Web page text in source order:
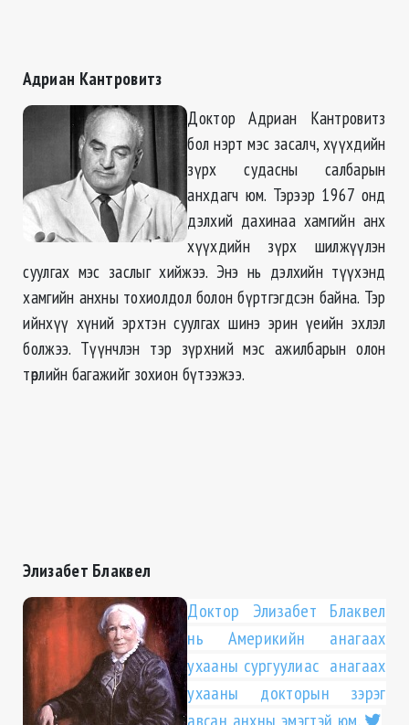
Адриан Кантровитз
Доктор Адриан Кантровитз
бол нэрт мэс засалч, хүүхдийн
зүрх судасны салбарын
анхдагч юм. Тэрээр 1967 онд
дэлхий дахинаа хамгийн анх
хүүхдийн зүрх шилжүүлэн
суулгах мэс заслыг хийжээ. Энэ нь дэлхийн түүхэнд
хамгийн анхны тохиолдол болон бүртгэгдсэн байна. Тэр
ийнхүү хүний эрхтэн суулгах шинэ эрин үеийн эхлэл
болжээ. Түүнчлэн тэр зүрхний мэс ажилбарын олон
төрлийн багажийг зохион бүтээжээ.
Элизабет Блаквел
Доктор Элизабет Блаквел
нь Америкийн анагаах
ухааны сургуулиас анагаах
ухааны докторын зэрэг